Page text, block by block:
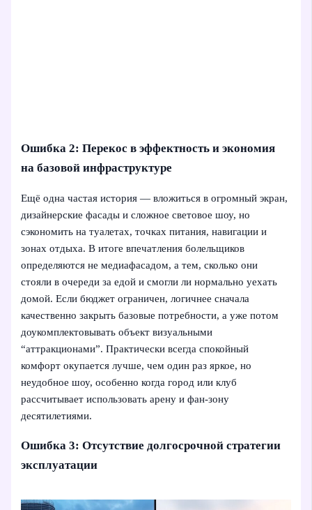
Ошибка 2: Перекос в эффектность и экономия
на базовой инфраструктуре
Ещё одна частая история — вложиться в огромный экран,
дизайнерские фасады и сложное световое шоу, но
сэкономить на туалетах, точках питания, навигации и
зонах отдыха. В итоге впечатления болельщиков
определяются не медиафасадом, а тем, сколько они
стояли в очереди за едой и смогли ли нормально уехать
домой. Если бюджет ограничен, логичнее сначала
качественно закрыть базовые потребности, а уже потом
доукомплектовывать объект визуальными
“аттракционами”. Практически всегда спокойный
комфорт окупается лучше, чем один раз яркое, но
неудобное шоу, особенно когда город или клуб
рассчитывает использовать арену и фан-зону
десятилетиями.
Ошибка 3: Отсутствие долгосрочной стратегии
эксплуатации